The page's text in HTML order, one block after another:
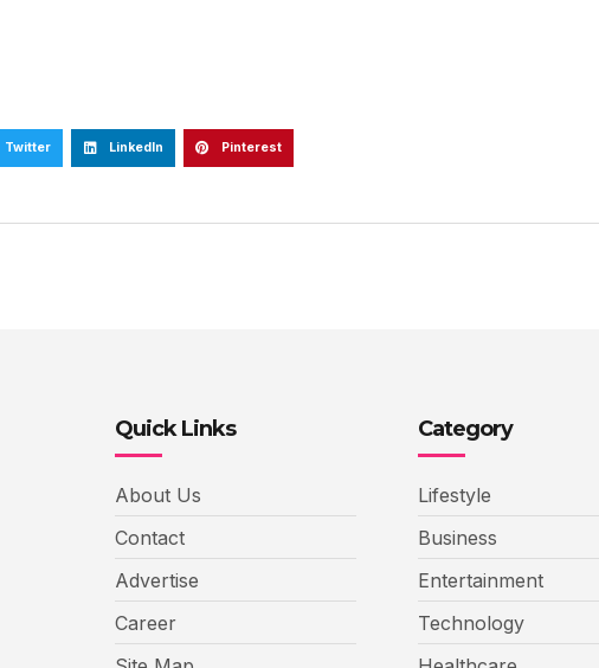
Twitter LinkedIn Pinterest
Quick Links
About Us
Contact
Advertise
Career
Category
Lifestyle
Business
Entertainment
Technology